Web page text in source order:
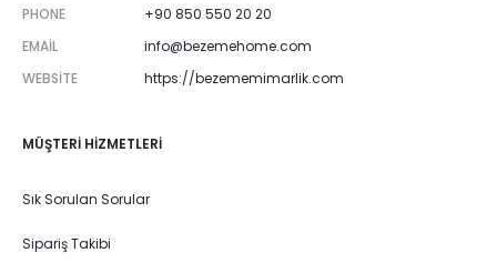
PHONE
+90 850 550 20 20
EMAIL
info@bezemehome.com
WEBSITE
https://bezememimarlik.com
MÜŞTERI HIZMETLERI
Sık Sorulan Sorular
Sipariş Takibi